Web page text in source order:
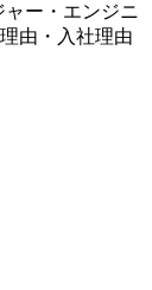
ー・エンジニ
由・入社理由